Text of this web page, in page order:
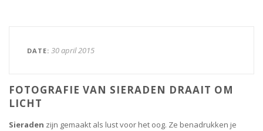
DATE 30 april 2015
FOTOGRAFIE VAN SIERADEN DRAAIT OM
LICHT
Sieraden zijn gemaakt als lust voor het oog. Ze benadrukken je